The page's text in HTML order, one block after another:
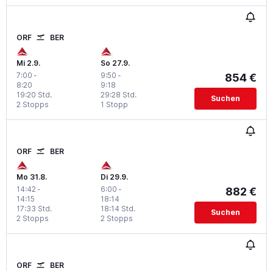
ORF BER
Mi 2.9.
7:00 -
8:20
2 Stopps
19:20 Std.
So 27.9.
9:50 -
9:18
1 Stopp
29:28 Std.
854 €
Suchen
ORF BER
Mo 31.8.
14:42 -
14:15
2 Stopps
17:33 Std.
Di 29.9.
6:00 -
18:14
2 Stopps
18:14 Std.
882 €
Suchen
ORF BER